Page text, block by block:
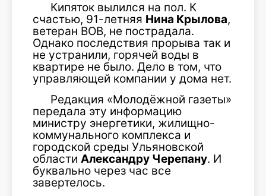
Кипяток вылился на пол. К
счастью, 91-летняя Нина Крылова,
ветеран ВОВ, не пострадала.
Однако последствия прорыва так и
не устранили, горячей воды в
квартире не было. Дело в том, что
управляющей компании у дома нет.
Редакция «Молодёжной газеты»
передала эту информацию
министру энергетики, жилищно-
коммунального комплекса и
городской среды Ульяновской
области Александру Черепану. И
буквально через час все
завертелось.